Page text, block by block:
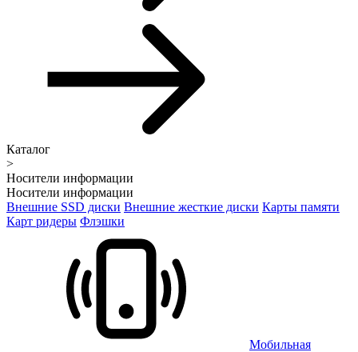
Каталог
>
Носители информации
Носители информации
Внешние SSD диски Внешние жесткие диски Карты памяти
Карт ридеры Флэшки
Мобильная